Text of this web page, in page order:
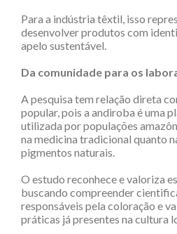
Para a indústria têxtil, isso
desenvolver produtos com
apelo sustentável.
Da comunidade para os
A pesquisa tem relação direta
popular, pois a andiroba é uma
utilizada por populações
na medicina tradicional quanto
pigmentos naturais.
O estudo reconhece e valoriza
buscando compreender
responsáveis pela coloração e
práticas já presentes na cultura